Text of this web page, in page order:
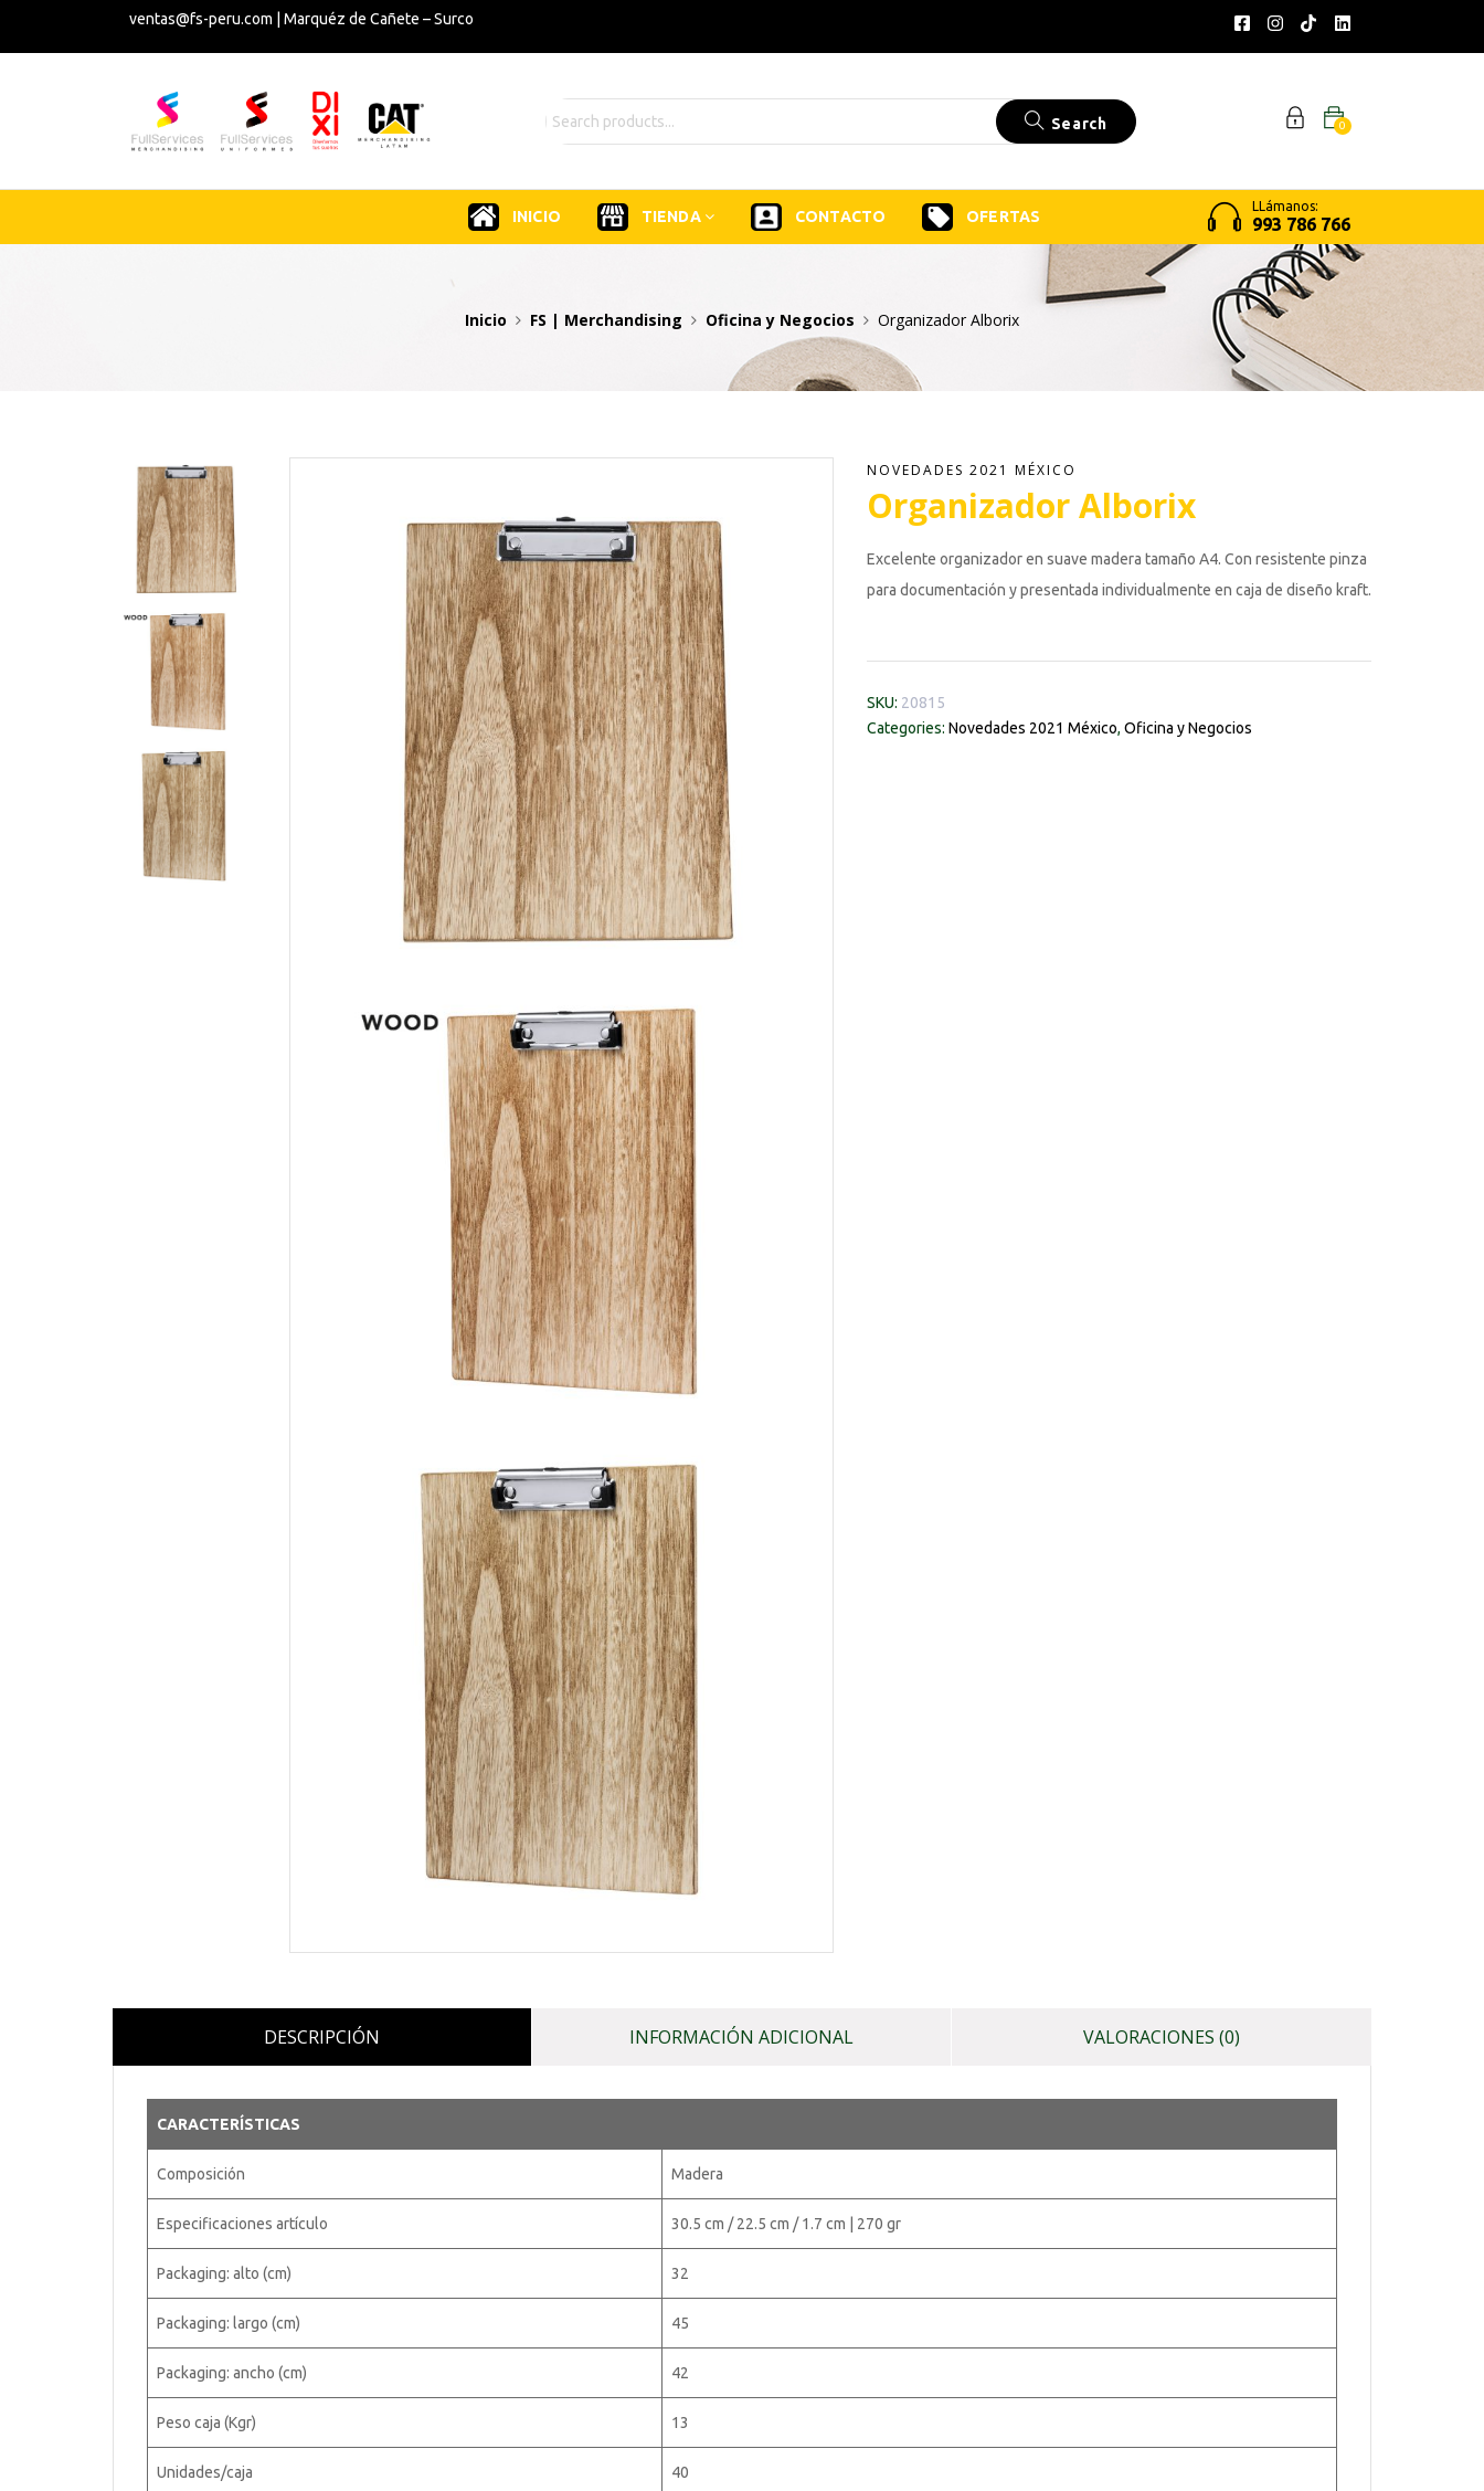
ventas@fs-peru.com | Marquéz de Cañete – Surco
Search 0
INICIO TIENDA CONTACTO OFERTAS
LLámanos:
993 786 766
Inicio FS | Merchandising Oficina y Negocios Organizador Alborix
NOVEDADES 2021 MÉXICO
Organizador Alborix
Excelente organizador en suave madera tamaño A4. Con resistente pinza
para documentación y presentada individualmente en caja de diseño kraft.
SKU: 20815
Categories: Novedades 2021 México, Oficina y Negocios
DESCRIPCIÓN INFORMACIÓN ADICIONAL VALORACIONES (0)
CARACTERÍSTICAS
Composición Madera
Especificaciones artículo 30.5 cm / 22.5 cm / 1.7 cm | 270 gr
Packaging: alto (cm) 32
Packaging: largo (cm) 45
Packaging: ancho (cm) 42
Peso caja (Kgr) 13
Unidades/caja 40